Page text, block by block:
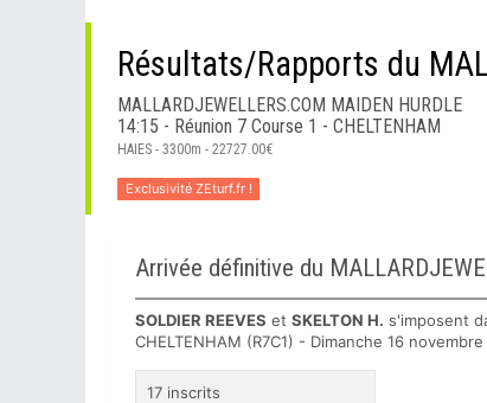
Résultats/Rapports du
MALLARDJEWELLERS.COM MAIDEN HURDLE
14:15 - Réunion 7 Course 1 - CHELTENHAM
HAIES - 3300m - 22727.00€
Exclusivité ZEturf.fr !
Arrivée définitive du
SOLDIER REEVES et SKELTON H. s'imposent
CHELTENHAM (R7C1) - Dimanche 16
17 inscrits